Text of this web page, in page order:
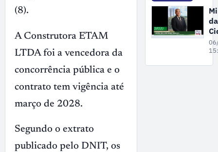
(8).
A Construtora ETAM
LTDA foi a vencedora da
concorrência pública e o
contrato tem vigência até
março de 2028.
Segundo o extrato
publicado pelo DNIT, os